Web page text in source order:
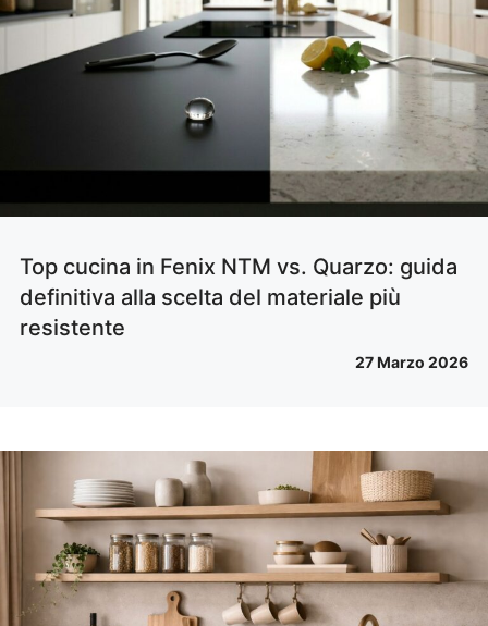
Top cucina in Fenix NTM vs. Quarzo: guida
definitiva alla scelta del materiale più
resistente
27 Marzo 2026